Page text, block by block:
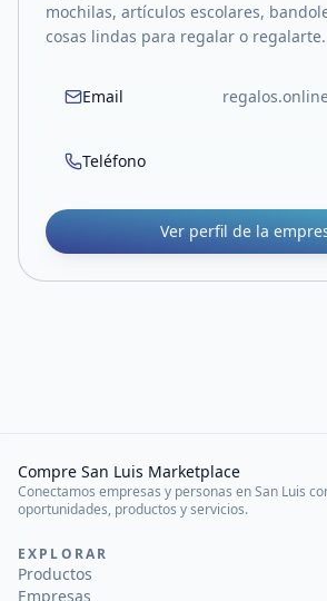
mochilas, artículos escolares,
cosas lindas para regalar o regalarte.
Email
Teléfono
Ver perfil de la
Compre San Luis Marketplace
Conectamos empresas y personas en San Luis
oportunidades, productos y servicios.
EXPLORAR
Productos
Empresas